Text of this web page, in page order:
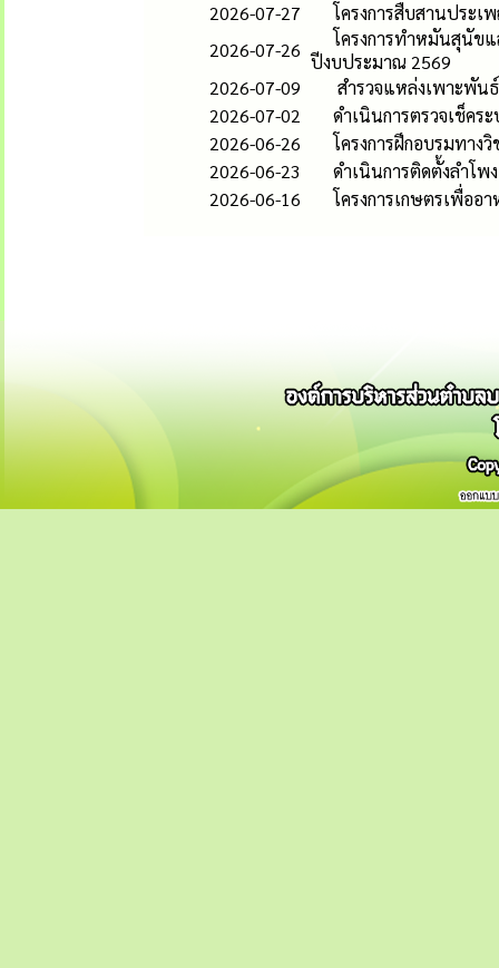
2026-07-27
โครงการสืบสานประ
2026-07-26
โครงการทำหมันสุนัข
ปีงบประมาณ 2569
2026-07-09
สำรวจแหล่งเพาะพัน
2026-07-02
ดำเนินการตรวจเช็คร
2026-06-26
โครงการฝึกอบรมทาง
2026-06-23
ดำเนินการติดตั้งลำโ
2026-06-16
โครงการเกษตรเพื่ออ